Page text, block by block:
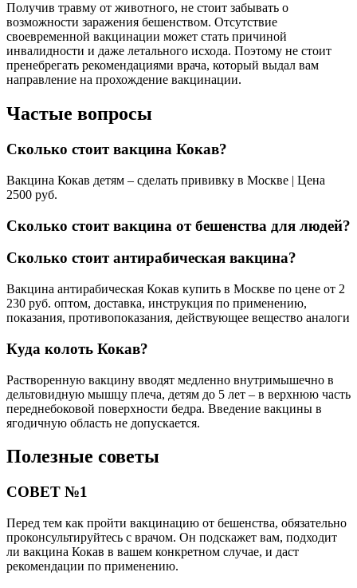
Получив травму от животного, не стоит забывать о
возможности заражения бешенством. Отсутствие
своевременной вакцинации может стать причиной
инвалидности и даже летального исхода. Поэтому не стоит
пренебрегать рекомендациями врача, который выдал вам
направление на прохождение вакцинации.
Частые вопросы
Сколько стоит вакцина Кокав?
Вакцина Кокав детям – сделать прививку в Москве | Цена
2500 руб.
Сколько стоит вакцина от бешенства для людей?
Сколько стоит антирабическая вакцина?
Вакцина антирабическая Кокав купить в Москве по цене от 2
230 руб. оптом, доставка, инструкция по применению,
показания, противопоказания, действующее вещество аналоги
Куда колоть Кокав?
Растворенную вакцину вводят медленно внутримышечно в
дельтовидную мышцу плеча, детям до 5 лет – в верхнюю часть
переднебоковой поверхности бедра. Введение вакцины в
ягодичную область не допускается.
Полезные советы
СОВЕТ №1
Перед тем как пройти вакцинацию от бешенства, обязательно
проконсультируйтесь с врачом. Он подскажет вам, подходит
ли вакцина Кокав в вашем конкретном случае, и даст
рекомендации по применению.